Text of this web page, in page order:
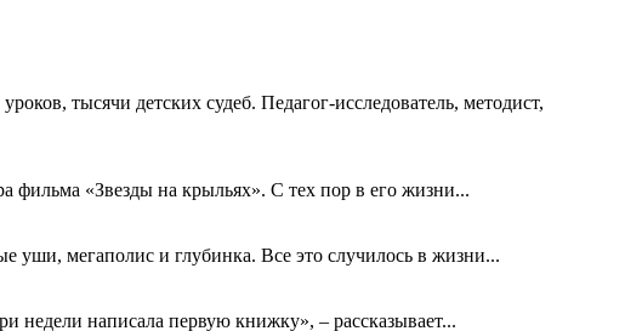
тысячи детских судеб. Педагог-исследователь, методист,
фильма «Звезды на крыльях». С тех пор в его жизни...
мегаполис и глубинка. Все это случилось в жизни...
недели написала первую книжку», – рассказывает...